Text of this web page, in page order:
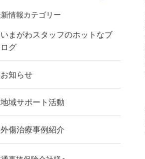
いまがわスタッフのホットなブ
ログ
お知らせ
地域サポート活動
外傷治療事例紹介